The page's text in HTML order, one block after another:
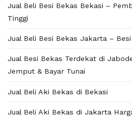
Jual Beli Besi Bekas Bekasi –
Tinggi
Jual Beli Besi Bekas Jakarta –
Jual Besi Bekas Terdekat di
Jemput & Bayar Tunai
Jual Beli Aki Bekas di Bekasi
Jual Beli Aki Bekas di Jakarta